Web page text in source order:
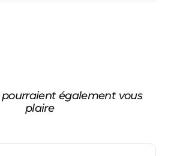
également vous
plaire